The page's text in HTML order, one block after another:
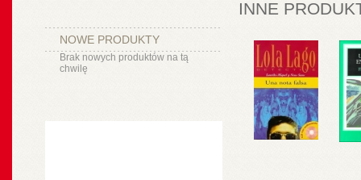
NOWE PRODUKTY
Brak nowych produktów na tą
chwilę
INNE